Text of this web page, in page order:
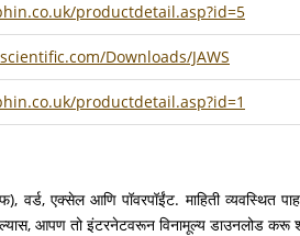
productdetail.asp?id=5
Downloads/JAWS
productdetail.asp?id=1
वर्ड, एक्सेल आणि पॉवरपॉईंट. माहिती
आपण तो इंटरनेटवरून विनामूल्य डाउनलोड करू